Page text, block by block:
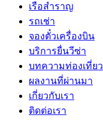
เรือสำราญ
รถเช่า
จองตั๋วเครื่องบิน
บริการยื่นวีซ่า
บทความท่องเที่ยว
ผลงานที่ผ่านมา
เกี่ยวกับเรา
ติดต่อเรา